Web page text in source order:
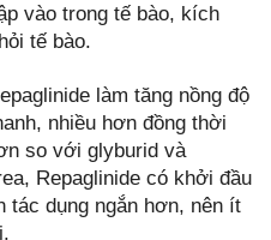
vào trong tế bào, kích
tế bào.
làm tăng nồng độ
nhiều hơn đồng thời
so với glyburid và
Repaglinide có khởi đầu
tác dụng ngắn hơn, nên ít